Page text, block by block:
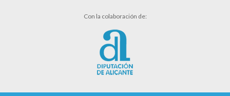
Con la colaboración de: